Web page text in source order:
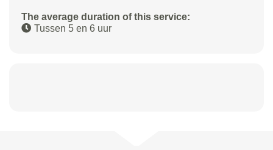
The average duration of this service:
Tussen 5 en 6 uur